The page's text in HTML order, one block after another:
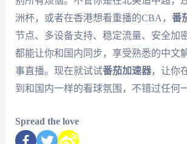
洲杯，或者在香港想看重播的CBA， 番
节点、多设备支持、稳定流量、安全加
都能让你和国内同步，享受熟悉的中文
事直播。现在就试试番茄加速器，让你
到和国内一样的看球氛围，不错过任何
Spread the love